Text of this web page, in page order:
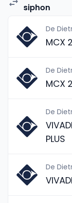
siphon
De
MCX
De
MCX
De
PLUS
De